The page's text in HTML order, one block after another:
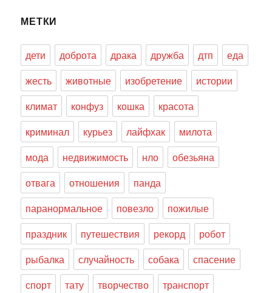
МЕТКИ
дети доброта драка дружба дтп
еда
жесть
животные изобретение
истории
климат
конфуз кошка
красота
криминал
курьез лайфхак
милота
мода
недвижимость нло
обезьяна
отвага
отношения
панда
паранормальное
повезло
пожилые
праздник
путешествия рекорд
робот
рыбалка
случайность собака
спасение
спорт
тату творчество
транспорт